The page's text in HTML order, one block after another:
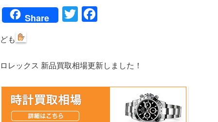
Share T
r ok
ども
ロレックス 新品買取相場更新しました！